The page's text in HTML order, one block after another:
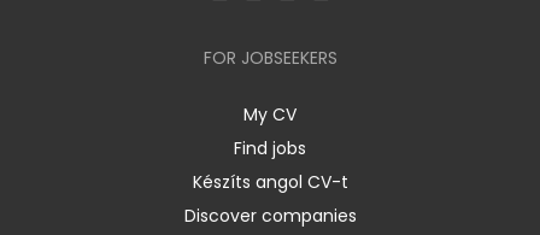
FOR JOBSEEKERS
My CV
Find jobs
Készíts angol CV-t
Discover companies